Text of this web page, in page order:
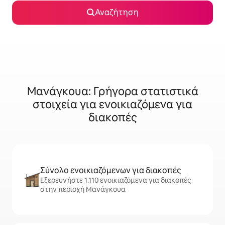
Αναζήτηση
Μανάγκουα: Γρήγορα στατιστικά
στοιχεία για ενοικιαζόμενα για
διακοπές
Σύνολο ενοικιαζόμενων για διακοπές
Εξερευνήστε 1.110 ενοικιαζόμενα για διακοπές
στην περιοχή Μανάγκουα